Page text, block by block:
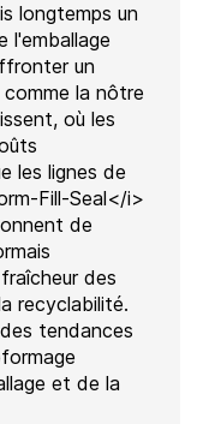
longtemps un
l'emballage
un
comme la nôtre
où les
les lignes de
Fill-Seal</i>
de
des
recyclabilité.
tendances
et de la